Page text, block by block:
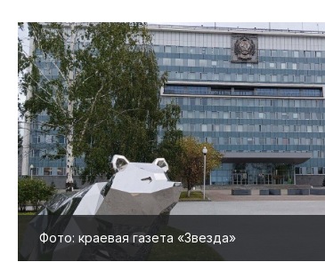
Фото: краевая газета «Звезда»